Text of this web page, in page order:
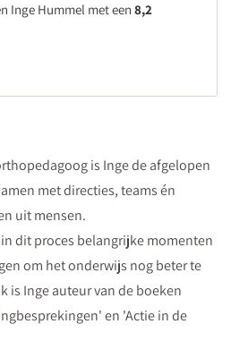
Inge Hummel met een 8,2
is Inge de afgelopen
met directies, teams én
uit mensen.
dit proces belangrijke momenten
om het onderwijs nog beter te
is Inge auteur van de boeken
en 'Actie in de